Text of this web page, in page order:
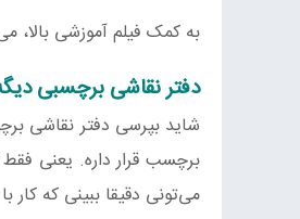
به کمک فیلم آموزشی بالا،
دفتر نقاشی برچسبی
شاید بپرسی دفتر نقاشی
برچسب قرار داره. یعنی
می‌تونی دقیقا ببینی که